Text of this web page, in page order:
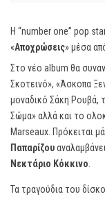
Η “number one” pop
«Αποχρώσεις» μέσα
Στο νέο album θα
Σκοτεινό», «Άσκοπα
μοναδικό Σάκη Ρουβά,
Σώμα» αλλά και το
Marseaux. Πρόκειται
Παπαρίζου
Νεκτάριο Κόκκινο
Τα τραγούδια του